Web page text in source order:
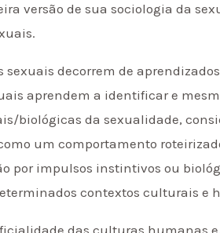
versão de sua sociologia da
sexuais decorrem de
aprendem a identificar e
biológicas da sexualidade,
um comportamento
por impulsos instintivos ou
contextos culturais e
das culturas humanas